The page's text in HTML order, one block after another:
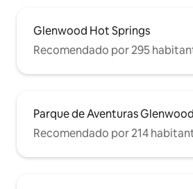
Glenwood Hot Springs
Recomendado por 295
Parque de Aventuras
Recomendado por 214